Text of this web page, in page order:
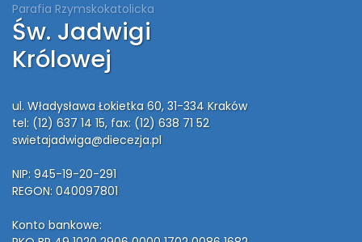
Parafia Rzymskokatolicka
Św. Jadwigi
Królowej
ul. Władysława Łokietka 60, 31-334 Kraków
tel: (12) 637 14 15, fax: (12) 638 71 52
swietajadwiga@diecezja.pl
NIP: 945-19-20-291
REGON: 040097801
Konto bankowe: